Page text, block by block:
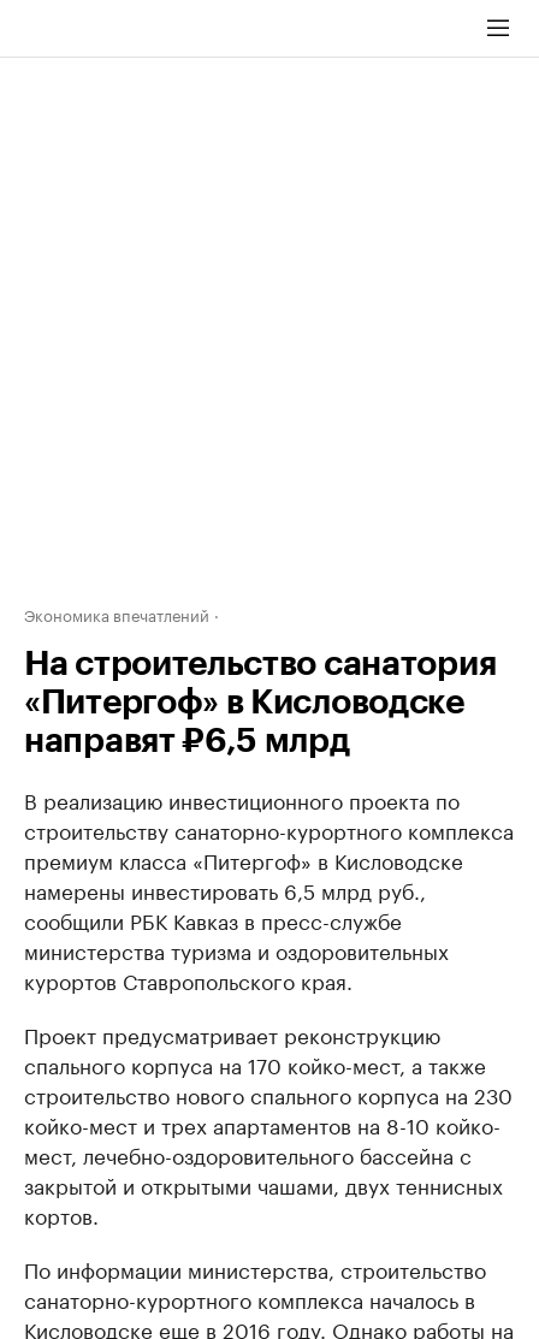
Экономика впечатлений
На строительство санатория
«Питергоф» в Кисловодске
направят ₽6,5 млрд
В реализацию инвестиционного проекта по
строительству санаторно-курортного комплекса
премиум класса «Питергоф» в Кисловодске
намерены инвестировать 6,5 млрд руб.,
сообщили РБК Кавказ в пресс-службе
министерства туризма и оздоровительных
курортов Ставропольского края.
Проект предусматривает реконструкцию
спального корпуса на 170 койко-мест, а также
строительство нового спального корпуса на 230
койко-мест и трех апартаментов на 8-10 койко-
мест, лечебно-оздоровительного бассейна с
закрытой и открытыми чашами, двух теннисных
кортов.
По информации министерства, строительство
санаторно-курортного комплекса началось в
Кисловодске еще в 2016 году. Однако работы на